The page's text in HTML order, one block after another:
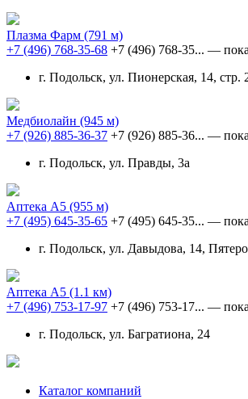
Плазма Фарм (791 м)
+7 (496) 768-35-68 +7 (496) 768-35... —
г. Подольск, ул. Пионерская, 14, стр.
Медбиолайн (945 м)
+7 (926) 885-36-37 +7 (926) 885-36... —
г. Подольск, ул. Правды, 3а
Аптека А5 (955 м)
+7 (495) 645-35-65 +7 (495) 645-35... —
г. Подольск, ул. Давыдова, 14,
Аптека А5 (1.1 км)
+7 (496) 753-17-97 +7 (496) 753-17... —
г. Подольск, ул. Багратиона, 24
Каталог компаний